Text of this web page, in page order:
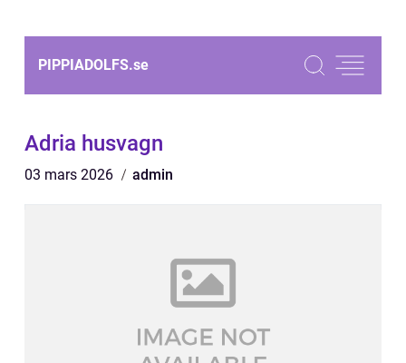
PIPPIADOLFS.se
Adria husvagn
03 mars 2026 admin